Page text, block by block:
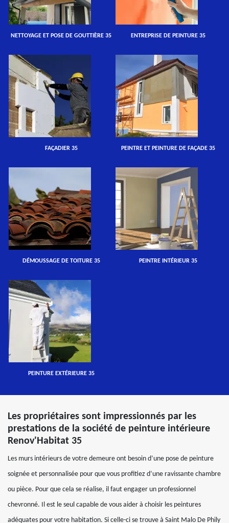
NETTOYAGE ET POSE DE GOUTTIÈRE 35 ENTREPRISE DE PEINTURE 35
FAÇADIER 35 PEINTRE ET PEINTURE DE FAÇADE 35
DÉMOUSSAGE DE TOITURE 35 PEINTRE INTÉRIEUR 35
PEINTURE EXTÉRIEURE 35
Les propriétaires sont impressionnés par les
prestations de la société de peinture intérieure
Renov'Habitat 35
Les murs intérieurs de votre demeure ont besoin d’une pose de peinture
soignée et personnalisée pour que vous profitiez d’une ravissante chambre
ou pièce. Pour que cela se réalise, il faut engager un professionnel
chevronné. Il est le seul capable de vous aider à choisir les peintures
adéquates pour votre habitation. Si celle-ci se trouve à Saint Malo De Phily